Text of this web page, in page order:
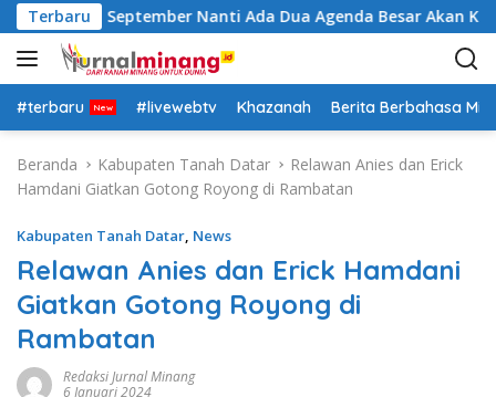
a
g
u
Terbaru
Allah September Nanti Ada Dua Agenda Besar Akan Kita
#terbaru #livewebtv Khazanah Berita Berbahasa
Beranda Kabupaten Tanah Datar
Relawan Anies dan Erick
Hamdani Giatkan Gotong Royong di Rambatan
Kabupaten Tanah Datar, News
Relawan Anies dan Erick Hamdani
Giatkan Gotong Royong di
Rambatan
Redaksi Jurnal Minang
6 Januari 2024